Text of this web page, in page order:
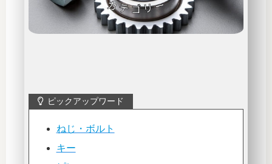
ピックアップワード
ねじ・ボルト
キー